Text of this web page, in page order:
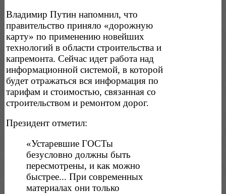
Владимир Путин напомнил, что
правительство приняло «дорожную
карту» по применению новейших
технологий в области строительства и
капремонта. Сейчас идет работа над
информационной системой, в которой
будет отражаться вся информация по
тарифам и стоимостью, связанная со
строительством и ремонтом дорог.
Президент отметил:
«Устаревшие ГОСТы
безусловно должны быть
пересмотрены, и как можно
быстрее... При современных
материалах они только